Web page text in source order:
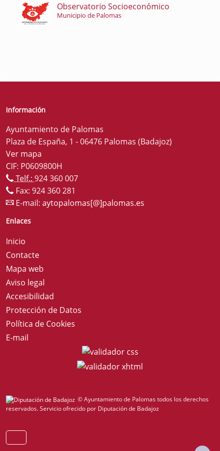
Observatorio Socioeconómico
Municipio de Palomas
Información
Ayuntamiento de Palomas
Plaza de España, 1 - 06476 Palomas (Badajoz)
Ver mapa
CIF: P0609800H
Telf.: 924 360 007
Fax: 924 360 281
E-mail: aytopalomas[@]palomas.es
Enlaces
Inicio
Contacte
Mapa web
Aviso legal
Accesibilidad
Protección de Datos
Política de Cookies
E-mail
© Ayuntamiento de Palomas todos los derechos
reservados.Servicio ofrecido por Diputación de Badajoz